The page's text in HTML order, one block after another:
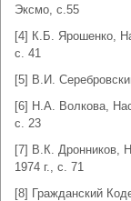
Эксмо, с.55
[4] К.Б. Ярошенко,
с. 41
[5] В.И.
[6] Н.А. Волкова,
с. 23
[7] В.К. Дронников,
1974 г., с. 71
[8] Гражданский